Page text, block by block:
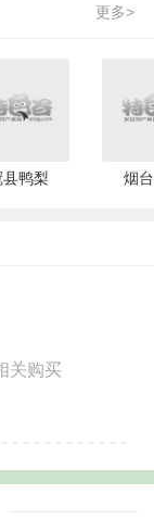
更多>
县鸭梨 烟
关购买